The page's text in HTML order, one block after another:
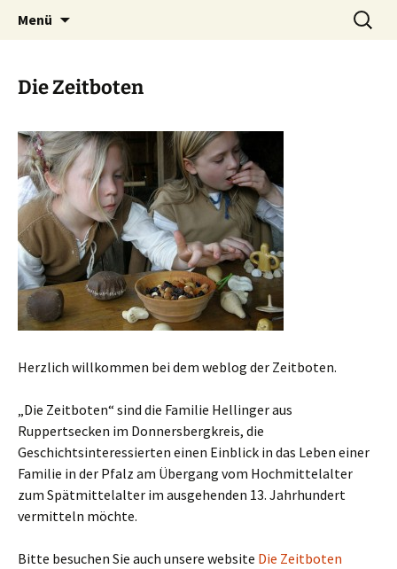
Zeitbotenblog
Das weblog der Zeitboten
Menü
Suchen
nach:
Die Zeitboten
Herzlich willkommen bei dem weblog der Zeitboten.
„Die Zeitboten“ sind die Familie Hellinger aus
Ruppertsecken im Donnersbergkreis, die
Geschichtsinteressierten einen Einblick in das Leben einer
Familie in der Pfalz am Übergang vom Hochmittelalter
zum Spätmittelalter im ausgehenden 13. Jahrhundert
vermitteln möchte.
Bitte besuchen Sie auch unsere website Die Zeitboten